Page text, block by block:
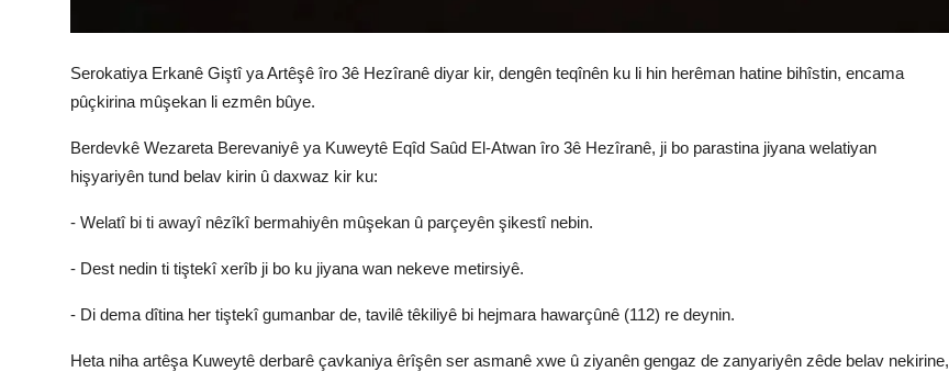
Serokatiya Erkanê Giştî ya Artêşê îro 3ê Hezîranê diyar kir, dengên teqînên ku li hin herêman hatine bihîstin, encama
pûçkirina mûşekan li ezmên bûye.
Berdevkê Wezareta Berevaniyê ya Kuweytê Eqîd Saûd El-Atwan îro 3ê Hezîranê, ji bo parastina jiyana welatiyan
hişyariyên tund belav kirin û daxwaz kir ku:
- Welatî bi ti awayî nêzîkî bermahiyên mûşekan û parçeyên şikestî nebin.
- Dest nedin ti tiştekî xerîb ji bo ku jiyana wan nekeve metirsiyê.
- Di dema dîtina her tiştekî gumanbar de, tavilê têkiliyê bi hejmara hawarçûnê (112) re deynin.
Heta niha artêşa Kuweytê derbarê çavkaniya êrîşên ser asmanê xwe û ziyanên gengaz de zanyariyên zêde belav nekirine,